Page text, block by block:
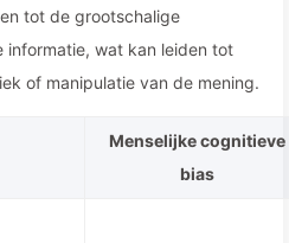
tot de grootschalige
informatie, wat kan leiden tot
of manipulatie van de mening.
Menselijke cognitieve
bias